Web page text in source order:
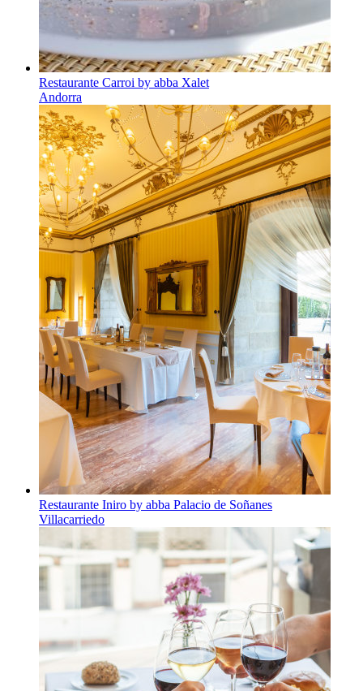
Restaurante Carroi by abba Xalet
Andorra
Restaurante Iniro by abba Palacio de Soñanes
Villacarriedo